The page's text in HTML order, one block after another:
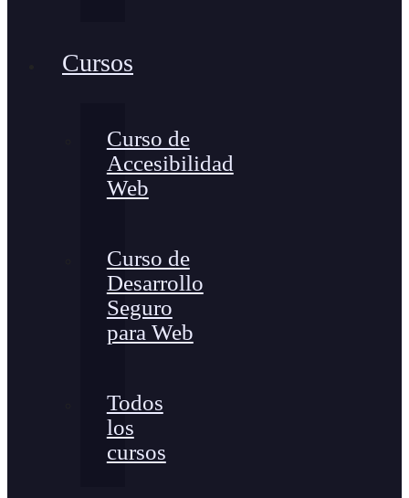
Cursos
Curso de
Accesibilidad
Web
Curso de
Desarrollo
Seguro
para Web
Todos
los
cursos